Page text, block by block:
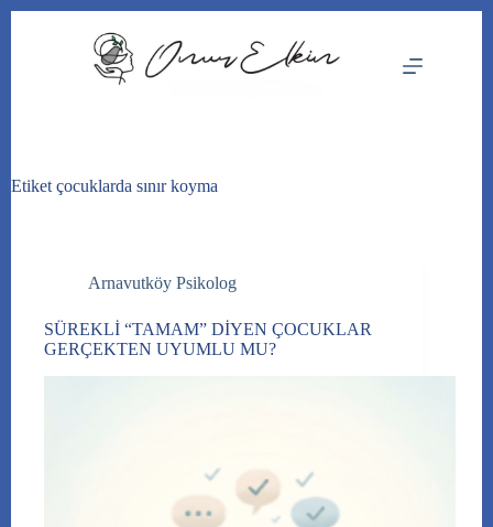
Etiket çocuklarda sınır koyma
Arnavutköy Psikolog
SÜREKLİ “TAMAM” DİYEN ÇOCUKLAR
GERÇEKTEN UYUMLU MU?